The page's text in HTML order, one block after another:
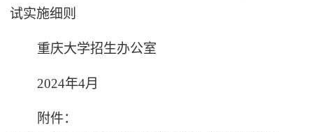
试实施细则
重庆大学招生办公室
2024年4月
附件：